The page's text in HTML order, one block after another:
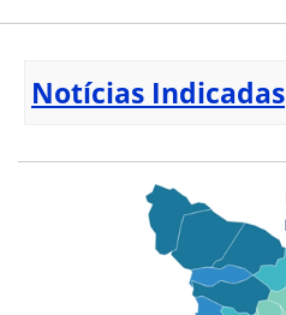
Notícias Indicadas